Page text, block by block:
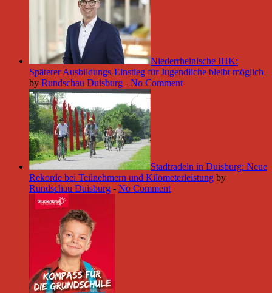
Niederrheinische IHK:
Späterer Ausbildungs-Einstieg für Jugendliche bleibt möglich
by Rundschau Duisburg - No Comment
Stadtradeln in Duisburg: Neue
Rekorde bei Teilnehmern und Kilometerleistung by
Rundschau Duisburg - No Comment